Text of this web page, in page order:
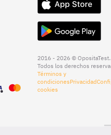
2016 - 2026 © OpositaTest.
Todos los derechos
Términos y
condicionesPrivacidad
cookies